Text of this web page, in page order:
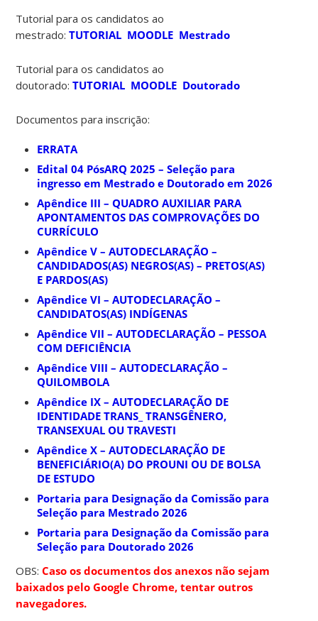
Tutorial para os candidatos ao
mestrado:TUTORIAL MOODLE Mestrado
Tutorial para os candidatos ao
doutorado:TUTORIAL MOODLE Doutorado
Documentos para inscrição:
ERRATA
Edital 04 PósARQ 2025 – Seleção para
ingresso em Mestrado e Doutorado em 2026
Apêndice III – QUADRO AUXILIAR PARA
APONTAMENTOS DAS COMPROVAÇÕES DO
CURRÍCULO
Apêndice V – AUTODECLARAÇÃO –
CANDIDADOS(AS) NEGROS(AS) – PRETOS(AS)
E PARDOS(AS)
Apêndice VI – AUTODECLARAÇÃO –
CANDIDATOS(AS) INDÍGENAS
Apêndice VII – AUTODECLARAÇÃO – PESSOA
COM DEFICIÊNCIA
Apêndice VIII – AUTODECLARAÇÃO –
QUILOMBOLA
Apêndice IX – AUTODECLARAÇÃO DE
IDENTIDADE TRANS_ TRANSGÊNERO,
TRANSEXUAL OU TRAVESTI
Apêndice X – AUTODECLARAÇÃO DE
BENEFICIÁRIO(A) DO PROUNI OU DE BOLSA
DE ESTUDO
Portaria para Designação da Comissão para
Seleção para Mestrado 2026
Portaria para Designação da Comissão para
Seleção para Doutorado 2026
OBS:Caso os documentos dos anexos não sejam
baixados pelo Google Chrome, tentar outros
navegadores.